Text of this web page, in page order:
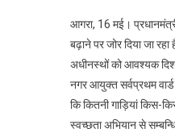
आगरा, 16 मई।
बढ़ाने पर जोर दिया जा
अधीनस्थों को आवश्यक
नगर आयुक्त सर्वप्रथम
कि कितनी गाड़ियां किस-
स्वच्छता अभियान से